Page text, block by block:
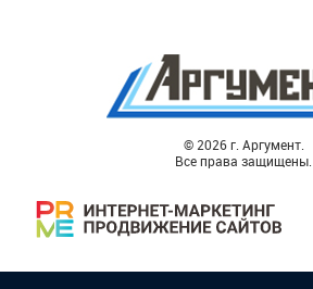
© 2026 г. Аргумент.
Все права защищены.